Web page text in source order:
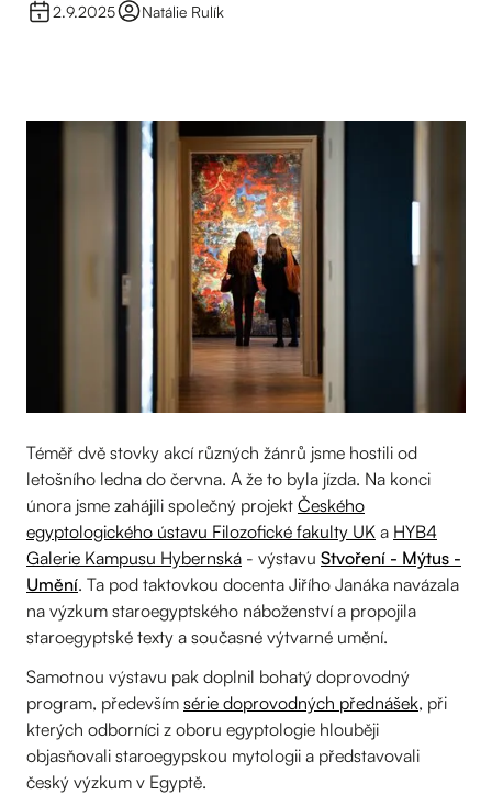
2.9.2025 Natálie Rulík
Téměř dvě stovky akcí různých žánrů jsme hostili od
letošního ledna do června. A že to byla jízda. Na konci
února jsme zahájili společný projekt Českého
egyptologického ústavu Filozofické fakulty UK a HYB4
Galerie Kampusu Hybernská - výstavu Stvoření - Mýtus -
Umění. Ta pod taktovkou docenta Jiřího Janáka navázala
na výzkum staroegyptského náboženství a propojila
staroegyptské texty a současné výtvarné umění.
Samotnou výstavu pak doplnil bohatý doprovodný
program, především série doprovodných přednášek, při
kterých odborníci z oboru egyptologie hlouběji
objasňovali staroegypskou mytologii a představovali
český výzkum v Egyptě.